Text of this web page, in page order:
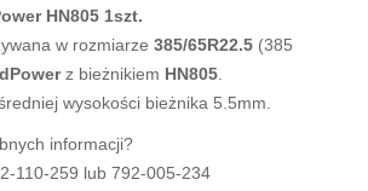
HN805 1szt.
w rozmiarze 385/65R22.5 (385
z bieżnikiem HN805.
wysokości bieżnika 5.5mm.
informacji?
110-259 lub 792-005-234